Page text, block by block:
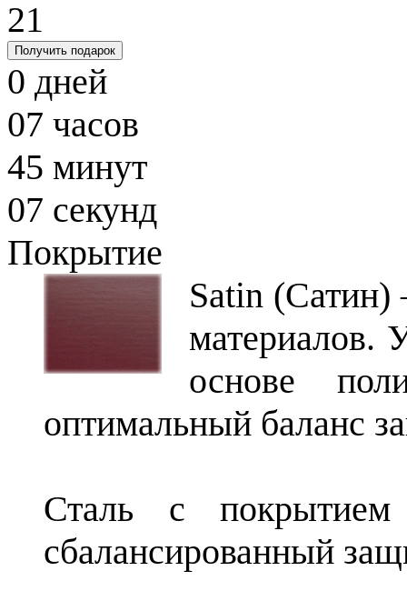
21
Получить подарок
0 дней
07 часов
45 минут
06 секунд
Покрытие
Satin (Сатин)
материалов.
основе
оптимальный баланс
Сталь с
сбалансированный